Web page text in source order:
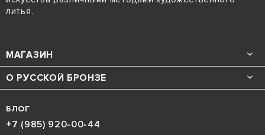
литья.
МАГАЗИН
О РУССКОЙ БРОНЗЕ
БЛОГ
+7 (985) 920-00-44